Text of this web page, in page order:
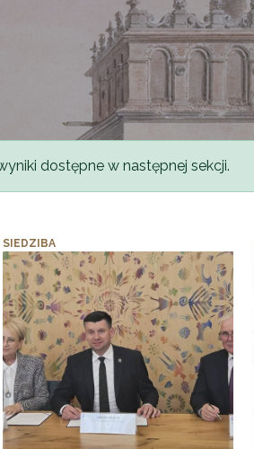
dostępne w następnej sekcji.
SIEDZIBA